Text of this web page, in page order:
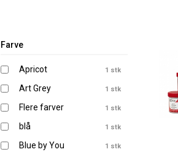
Farve
Apricot 1 stk
Art Grey 1 stk
Flere farver 1 stk
blå 1 stk
Blue by You 1 stk